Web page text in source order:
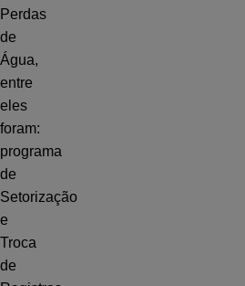
Perdas
de
Água,
entre
eles
foram:
programa
de
Setorização
e
Troca
de